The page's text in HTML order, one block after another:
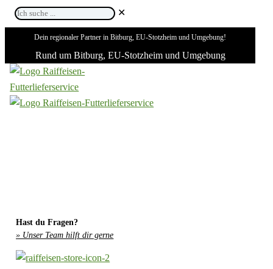
Ich
suche
✕
Dein regionaler Partner in Bitburg, EU-Stotzheim und Umgebung!
Rund um Bitburg, EU-Stotzheim und Umgebung
Hast du Fragen?
» Unser Team hilft dir gerne